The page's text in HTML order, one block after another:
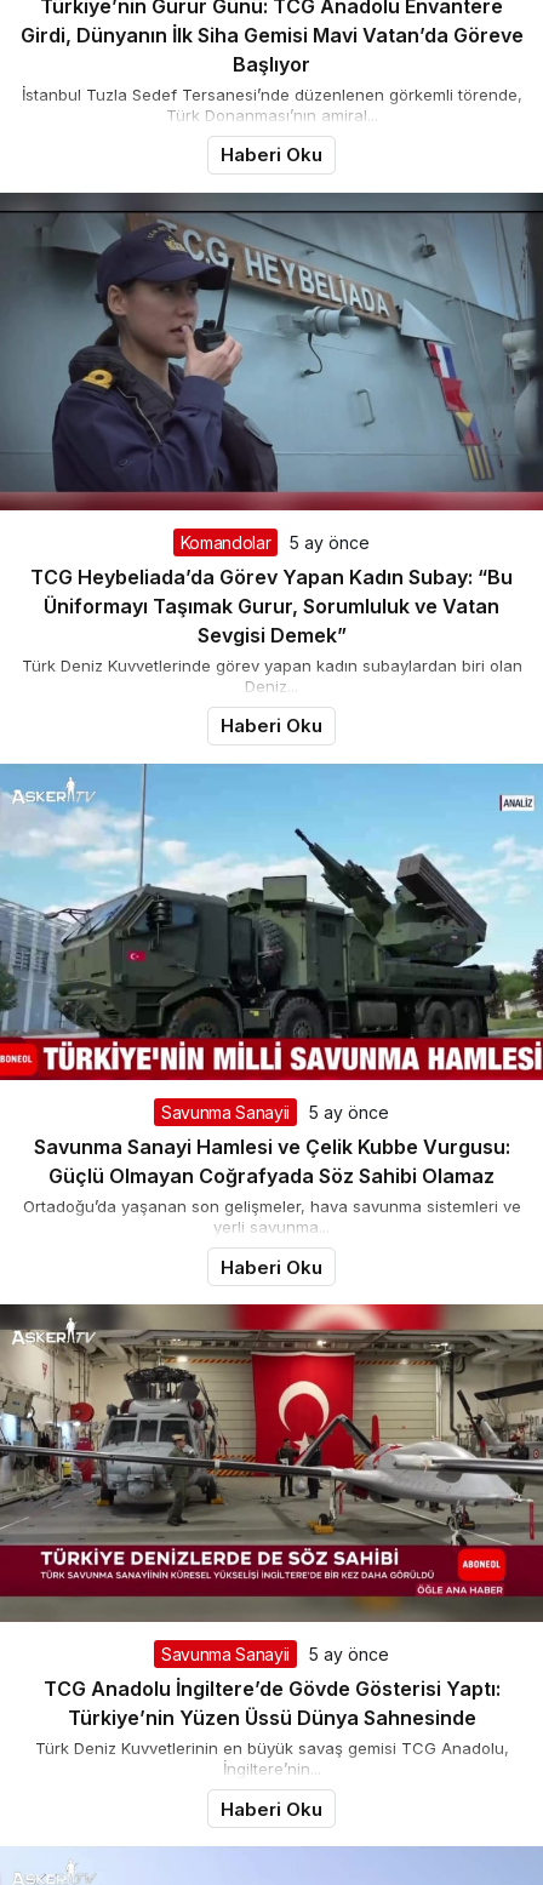
Türkiye’nin Gurur Günü: TCG Anadolu Envantere
Girdi, Dünyanın İlk Siha Gemisi Mavi Vatan’da Göreve
Başlıyor
İstanbul Tuzla Sedef Tersanesi’nde düzenlenen görkemli törende,
Türk Donanması’nın amiral...
Haberi Oku
Komandolar 5 ay önce
TCG Heybeliada’da Görev Yapan Kadın Subay: “Bu
Üniformayı Taşımak Gurur, Sorumluluk ve Vatan
Sevgisi Demek”
Türk Deniz Kuvvetlerinde görev yapan kadın subaylardan biri olan
Deniz...
Haberi Oku
Savunma Sanayii 5 ay önce
Savunma Sanayi Hamlesi ve Çelik Kubbe Vurgusu:
Güçlü Olmayan Coğrafyada Söz Sahibi Olamaz
Ortadoğu’da yaşanan son gelişmeler, hava savunma sistemleri ve
yerli savunma...
Haberi Oku
Savunma Sanayii 5 ay önce
TCG Anadolu İngiltere’de Gövde Gösterisi Yaptı:
Türkiye’nin Yüzen Üssü Dünya Sahnesinde
Türk Deniz Kuvvetlerinin en büyük savaş gemisi TCG Anadolu,
İngiltere’nin...
Haberi Oku